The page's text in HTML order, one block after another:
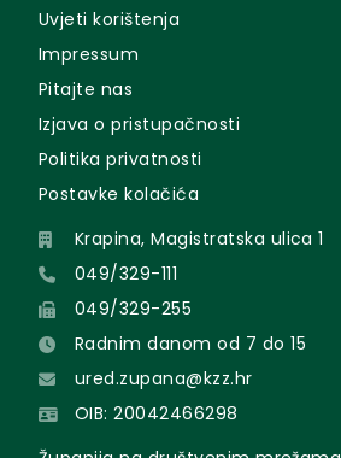
Uvjeti korištenja
Impressum
Pitajte nas
Izjava o pristupačnosti
Politika privatnosti
Postavke kolačića
Krapina, Magistratska ulica 1
049/329-111
049/329-255
Radnim danom od 7 do 15
ured.zupana@kzz.hr
OIB: 20042466298